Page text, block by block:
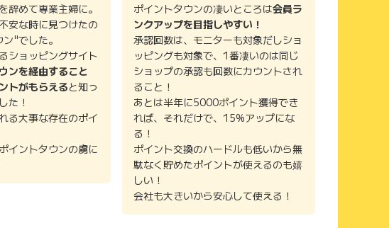
辞めて専業主婦に。
安な時に見つけたの
"でした。
ショッピングサイト
ンを経由すること
トがもらえると知っ
た！
る大事な存在のポイ
イントタウンの虜に
ポイントタウンの凄いところは会員ラ
ンクアップを目指しやすい！
承認回数は、モニターも対象だしショ
ッピングも対象で、1番凄いのは同じ
ショップの承認も回数にカウントされ
ること！
あとは半年に5000ポイント獲得でき
れば、それだけで、15%アップにな
る！
ポイント交換のハードルも低いから無
駄なく貯めたポイントが使えるのも嬉
しい！
会社も大きいから安心して使える！